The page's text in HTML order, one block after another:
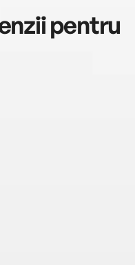
pentru